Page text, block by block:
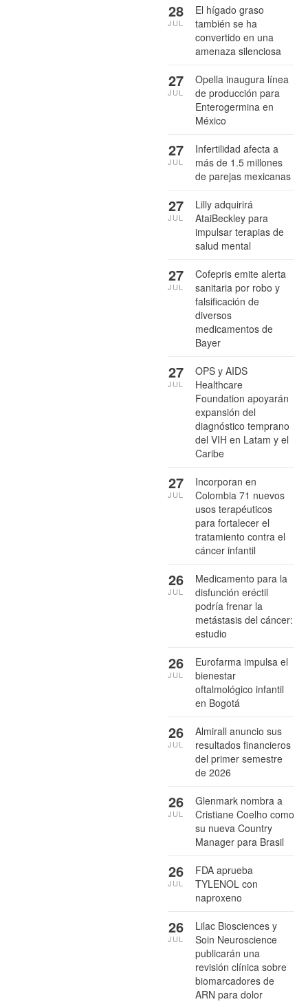
El hígado graso
también se ha
convertido en una
amenaza silenciosa
28
JUL
Opella inaugura línea
de producción para
Enterogermina en
México
27
JUL
Infertilidad afecta a
más de 1.5 millones
de parejas mexicanas
27
JUL
Lilly adquirirá
AtaiBeckley para
impulsar terapias de
salud mental
27
JUL
Cofepris emite alerta
sanitaria por robo y
falsificación de
diversos
medicamentos de
Bayer
27
JUL
OPS y AIDS
Healthcare
Foundation apoyarán
expansión del
diagnóstico temprano
del VIH en Latam y el
Caribe
27
JUL
Incorporan en
Colombia 71 nuevos
usos terapéuticos
para fortalecer el
tratamiento contra el
cáncer infantil
27
JUL
Medicamento para la
disfunción eréctil
podría frenar la
metástasis del cáncer:
estudio
26
JUL
Eurofarma impulsa el
bienestar
oftalmológico infantil
en Bogotá
26
JUL
Almirall anuncio sus
resultados financieros
del primer semestre
de 2026
26
JUL
Glenmark nombra a
Cristiane Coelho como
su nueva Country
Manager para Brasil
26
JUL
FDA aprueba
TYLENOL con
naproxeno
26
JUL
Lilac Biosciences y
Soin Neuroscience
publicarán una
revisión clínica sobre
biomarcadores de
ARN para dolor
26
JUL